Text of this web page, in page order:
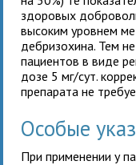
здоровых
высоким уровнем
дебризохина. Тем
пациентов в виде
дозе 5 мг/сут.
препарата не
Особые
При примененииу